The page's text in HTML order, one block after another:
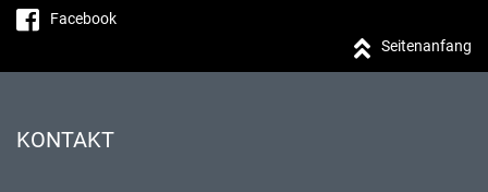
Facebook
Seitenanfang
KONTAKT